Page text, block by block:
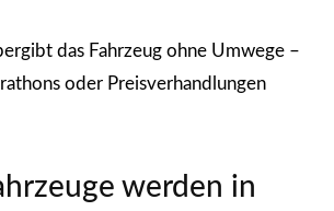
das Fahrzeug ohne Umwege –
oder Preisverhandlungen
werden in